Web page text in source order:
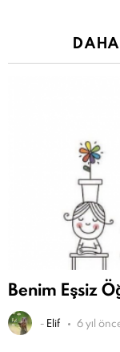
Benim Eşsiz
- Elif 6 yıl